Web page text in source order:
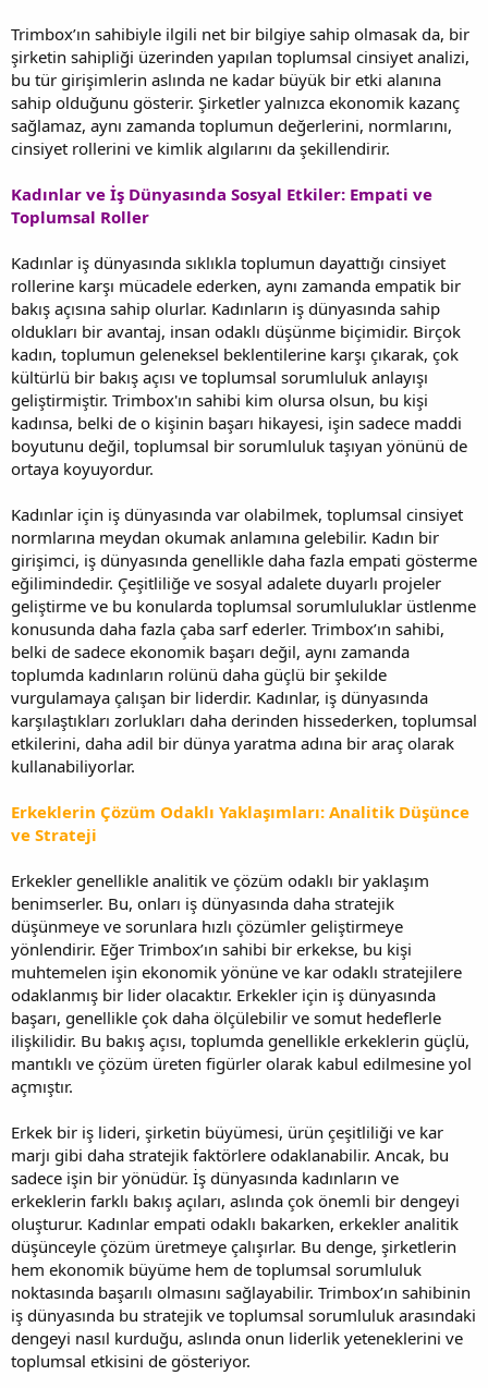
Trimbox’ın sahibiyle ilgili net bir bilgiye sahip olmasak da, bir
şirketin sahipliği üzerinden yapılan toplumsal cinsiyet analizi,
bu tür girişimlerin aslında ne kadar büyük bir etki alanına
sahip olduğunu gösterir. Şirketler yalnızca ekonomik kazanç
sağlamaz, aynı zamanda toplumun değerlerini, normlarını,
cinsiyet rollerini ve kimlik algılarını da şekillendirir.
Kadınlar ve İş Dünyasında Sosyal Etkiler: Empati ve
Toplumsal Roller
Kadınlar iş dünyasında sıklıkla toplumun dayattığı cinsiyet
rollerine karşı mücadele ederken, aynı zamanda empatik bir
bakış açısına sahip olurlar. Kadınların iş dünyasında sahip
oldukları bir avantaj, insan odaklı düşünme biçimidir. Birçok
kadın, toplumun geleneksel beklentilerine karşı çıkarak, çok
kültürlü bir bakış açısı ve toplumsal sorumluluk anlayışı
geliştirmiştir. Trimbox'ın sahibi kim olursa olsun, bu kişi
kadınsa, belki de o kişinin başarı hikayesi, işin sadece maddi
boyutunu değil, toplumsal bir sorumluluk taşıyan yönünü de
ortaya koyuyordur.
Kadınlar için iş dünyasında var olabilmek, toplumsal cinsiyet
normlarına meydan okumak anlamına gelebilir. Kadın bir
girişimci, iş dünyasında genellikle daha fazla empati gösterme
eğilimindedir. Çeşitliliğe ve sosyal adalete duyarlı projeler
geliştirme ve bu konularda toplumsal sorumluluklar üstlenme
konusunda daha fazla çaba sarf ederler. Trimbox’ın sahibi,
belki de sadece ekonomik başarı değil, aynı zamanda
toplumda kadınların rolünü daha güçlü bir şekilde
vurgulamaya çalışan bir liderdir. Kadınlar, iş dünyasında
karşılaştıkları zorlukları daha derinden hissederken, toplumsal
etkilerini, daha adil bir dünya yaratma adına bir araç olarak
kullanabiliyorlar.
Erkeklerin Çözüm Odaklı Yaklaşımları: Analitik Düşünce
ve Strateji
Erkekler genellikle analitik ve çözüm odaklı bir yaklaşım
benimserler. Bu, onları iş dünyasında daha stratejik
düşünmeye ve sorunlara hızlı çözümler geliştirmeye
yönlendirir. Eğer Trimbox’ın sahibi bir erkekse, bu kişi
muhtemelen işin ekonomik yönüne ve kar odaklı stratejilere
odaklanmış bir lider olacaktır. Erkekler için iş dünyasında
başarı, genellikle çok daha ölçülebilir ve somut hedeflerle
ilişkilidir. Bu bakış açısı, toplumda genellikle erkeklerin güçlü,
mantıklı ve çözüm üreten figürler olarak kabul edilmesine yol
açmıştır.
Erkek bir iş lideri, şirketin büyümesi, ürün çeşitliliği ve kar
marjı gibi daha stratejik faktörlere odaklanabilir. Ancak, bu
sadece işin bir yönüdür. İş dünyasında kadınların ve
erkeklerin farklı bakış açıları, aslında çok önemli bir dengeyi
oluşturur. Kadınlar empati odaklı bakarken, erkekler analitik
düşünceyle çözüm üretmeye çalışırlar. Bu denge, şirketlerin
hem ekonomik büyüme hem de toplumsal sorumluluk
noktasında başarılı olmasını sağlayabilir. Trimbox’ın sahibinin
iş dünyasında bu stratejik ve toplumsal sorumluluk arasındaki
dengeyi nasıl kurduğu, aslında onun liderlik yeteneklerini ve
toplumsal etkisini de gösteriyor.